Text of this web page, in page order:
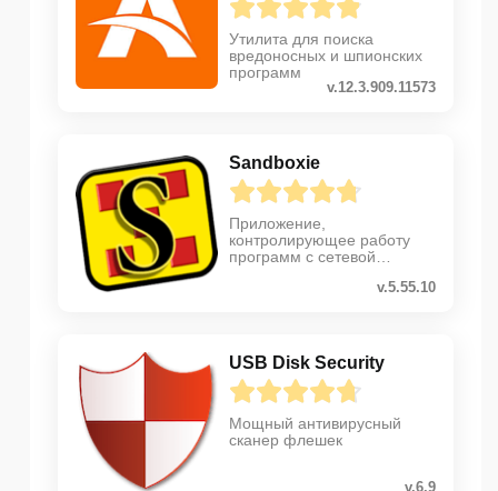
Утилита для поиска
вредоносных и шпионских
программ
v.12.3.909.11573
Sandboxie
Приложение,
контролирующее работу
программ с сетевой
v.5.55.10
USB Disk Security
Мощный антивирусный
сканер флешек
v.6.9